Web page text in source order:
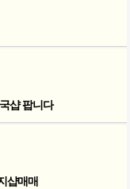
샵 팝니다
샵매매